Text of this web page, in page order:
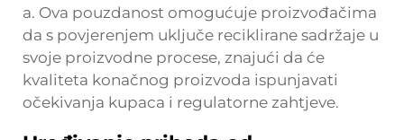
a. Ova pouzdanost omogućuje proizvođačima
da s povjerenjem uključe reciklirane sadržaje u
svoje proizvodne procese, znajući da će
kvaliteta konačnog proizvoda ispunjavati
očekivanja kupaca i regulatorne zahtjeve.